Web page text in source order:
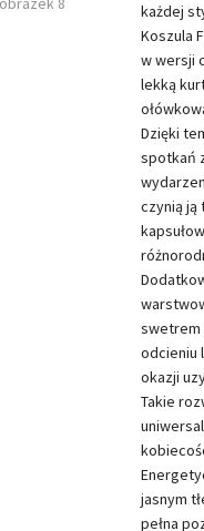
każdej
Koszula
w wersji
lekką
Dzięki
spotkań
czynią ją
swetrem
odcieniu
okazji
Takie
jasnym
pełna